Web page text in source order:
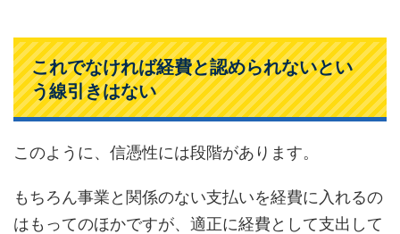
これでなければ経費と認められないとい
う線引きはない
このように、信憑性には段階があります。
もちろん事業と関係のない支払いを経費に入れるの
はもってのほかですが、適正に経費として支出して